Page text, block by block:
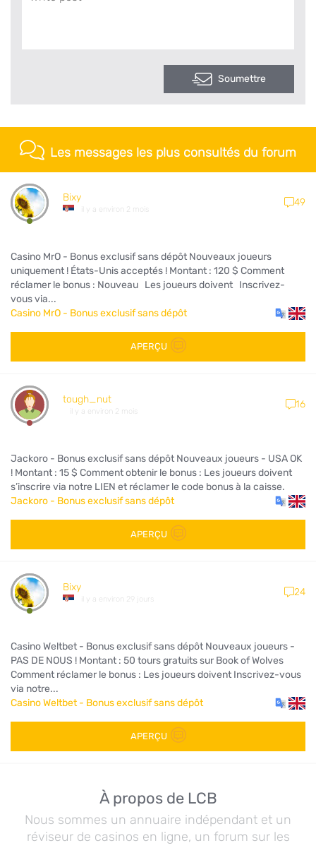
Soumettre
Les messages les plus consultés du forum
Bixy
il y a environ 2 mois
49
Casino MrO - Bonus exclusif sans dépôt Nouveaux joueurs
uniquement ! États-Unis acceptés ! Montant : 120 $ Comment
réclamer le bonus : Nouveau Les joueurs doivent Inscrivez-
vous via...
Casino MrO - Bonus exclusif sans dépôt
APERÇU
tough_nut
il y a environ 2 mois
16
Jackoro - Bonus exclusif sans dépôt Nouveaux joueurs - USA OK
! Montant : 15 $ Comment obtenir le bonus : Les joueurs doivent
s’inscrire via notre LIEN et réclamer le code bonus à la caisse.
Jackoro - Bonus exclusif sans dépôt
APERÇU
Bixy
il y a environ 29 jours
24
Casino Weltbet - Bonus exclusif sans dépôt Nouveaux joueurs -
PAS DE NOUS ! Montant : 50 tours gratuits sur Book of Wolves
Comment réclamer le bonus : Les joueurs doivent Inscrivez-vous
via notre...
Casino Weltbet - Bonus exclusif sans dépôt
APERÇU
À propos de LCB
Nous sommes un annuaire indépendant et un
réviseur de casinos en ligne, un forum sur les